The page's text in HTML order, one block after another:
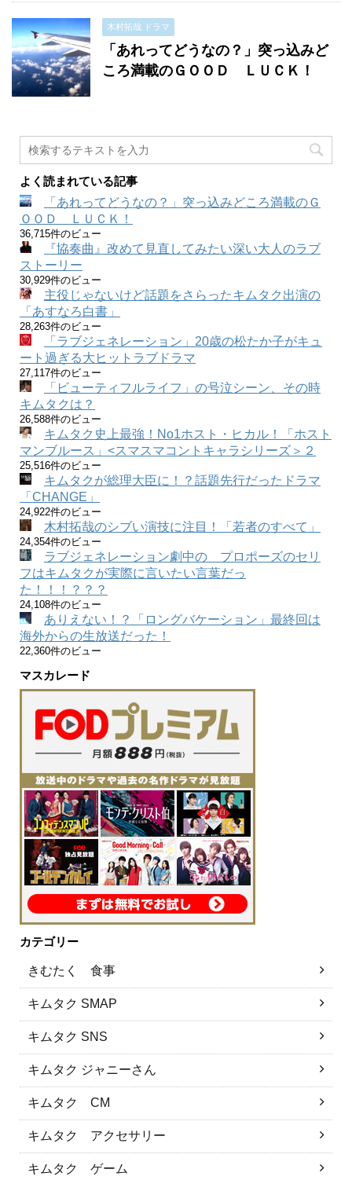
木村拓哉 ドラマ
「あれってどうなの？」突っ込みど
ころ満載のＧＯＯＤ ＬＵＣＫ！
よく読まれている記事
「あれってどうなの？」突っ込みどころ満載のＧ
ＯＯＤ ＬＵＣＫ！
36,715件のビュー
『協奏曲』改めて見直してみたい深い大人のラブ
ストーリー
30,929件のビュー
主役じゃないけど話題をさらったキムタク出演の
「あすなろ白書」
28,263件のビュー
「ラブジェネレーション」20歳の松たか子がキュ
ート過ぎる大ヒットラブドラマ
27,117件のビュー
「ビューティフルライフ」の号泣シーン、その時
キムタクは？
26,588件のビュー
キムタク史上最強！No1ホスト・ヒカル！「ホスト
マンブルース」<スマスマコントキャラシリーズ＞２
25,516件のビュー
キムタクが総理大臣に！？話題先行だったドラマ
「CHANGE」
24,922件のビュー
木村拓哉のシブい演技に注目！「若者のすべて」
24,354件のビュー
ラブジェネレーション劇中の プロポーズのセリ
フはキムタクが実際に言いたい言葉だっ
た！！！？？？
24,108件のビュー
ありえない！？「ロングバケーション」最終回は
海外からの生放送だった！
22,360件のビュー
マスカレード
カテゴリー
きむたく 食事
キムタク SMAP
キムタク SNS
キムタク ジャニーさん
キムタク CM
キムタク アクセサリー
キムタク ゲーム